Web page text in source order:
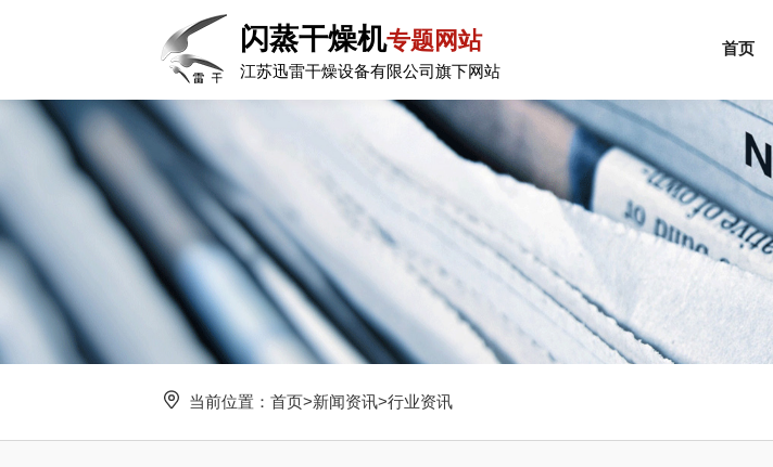
闪蒸干燥机专题网站
江苏迅雷干燥设备有限公司旗下网站
首页
当前位置： 首页>新闻资讯>行业资讯